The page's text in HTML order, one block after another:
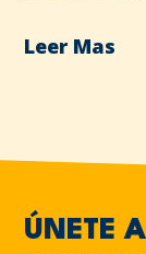
Leer Mas
ÚNETE